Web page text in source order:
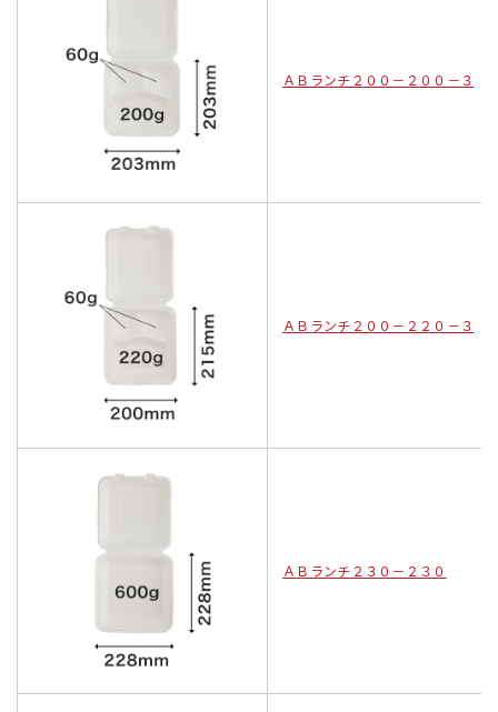
ＡＢランチ２００－２００－３
ＡＢランチ２００－２２０－３
ＡＢランチ２３０－２３０